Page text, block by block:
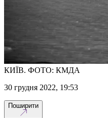
КИЇВ. ФОТО: КМДА
30 грудня 2022, 19:53
Поширити